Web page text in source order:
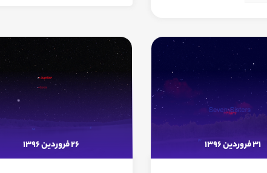
31 فروردین 1396 26 فروردین 1396